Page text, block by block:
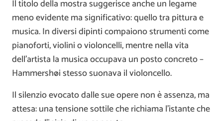
Il titolo della mostra suggerisce anche un legame
meno evidente ma significativo: quello tra pittura e
musica. In diversi dipinti compaiono strumenti come
pianoforti, violini o violoncelli, mentre nella vita
dell’artista la musica occupava un posto concreto –
Hammershøi stesso suonava il violoncello.
Il silenzio evocato dalle sue opere non è assenza, ma
attesa: una tensione sottile che richiama l’istante che